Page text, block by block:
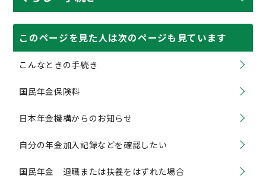
このページを見た人は次のページも見ています
こんなときの手続き
国民年金保険料
日本年金機構からのお知らせ
自分の年金加入記録などを確認したい
国民年金 退職または扶養をはずれた場合